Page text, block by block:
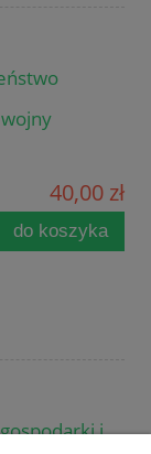
40,00 zł
do koszyka
i